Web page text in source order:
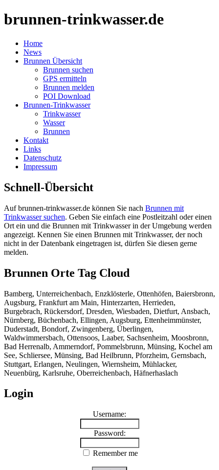
brunnen-trinkwasser.de
Home
News
Brunnen Übersicht
Brunnen suchen
GPS ermitteln
Brunnen melden
POI Download
Brunnen-Trinkwasser
Trinkwasser
Wasser
Brunnen
Kontakt
Links
Datenschutz
Impressum
Schnell-Übersicht
Auf brunnen-trinkwasser.de können Sie nach Brunnen mit
Trinkwasser suchen. Geben Sie einfach eine Postleitzahl oder einen
Ort ein und die Brunnen mit Trinkwasser in der Umgebung werden
angezeigt. Kennen Sie einen Brunnen mit Trinkwasser, der noch
nicht in der Datenbank eingetragen ist, dürfen Sie diesen gerne
melden.
Brunnen Orte Tag Cloud
Bamberg, Unterreichenbach, Enzklösterle, Ottenhöfen, Baiersbronn,
Augsburg, Frankfurt am Main, Hinterzarten, Herrieden,
Burgebrach, Rückersdorf, Dresden, Wiesbaden, Dietfurt, Ansbach,
Nürnberg, Büchenbach, Ellingen, Augsburg, Ettenheimmünster,
Duderstadt, Bondorf, Zwingenberg, Überlingen,
Waldwimmersbach, Ottensoos, Laaber, Sachsenheim, Moosbronn,
Bad Herrenalb, Ammerndorf, Pommelsbrunn, Münsing, Kochel am
See, Schliersee, Münsing, Bad Heilbrunn, Pforzheim, Gernsbach,
Stuttgart, Erlangen, Neulingen, Wiernsheim, Mühlacker,
Neuenbürg, Karlsruhe, Oberreichenbach, Häfnerhaslach
Login
Username:
Password:
Remember me